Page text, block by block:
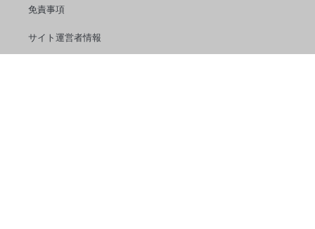
免責事項
サイト運営者情報